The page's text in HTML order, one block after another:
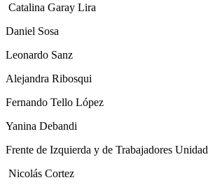
Catalina Garay Lira
Daniel Sosa
Leonardo Sanz
Alejandra Ribosqui
Fernando Tello López
Yanina Debandi
Frente de Izquierda y de Trabajadores Unidad
Nicolás Cortez